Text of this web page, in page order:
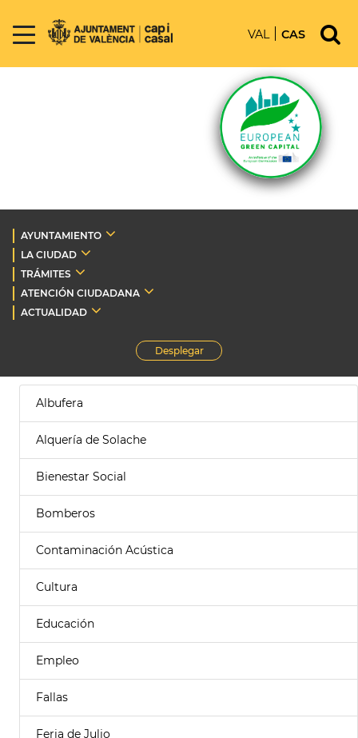
VAL CAS
AYUNTAMIENTO
LA CIUDAD
TRÁMITES
ATENCIÓN CIUDADANA
ACTUALIDAD
Desplegar
Albufera
Alquería de Solache
Bienestar Social
Bomberos
Contaminación Acústica
Cultura
Educación
Empleo
Fallas
Feria de Julio